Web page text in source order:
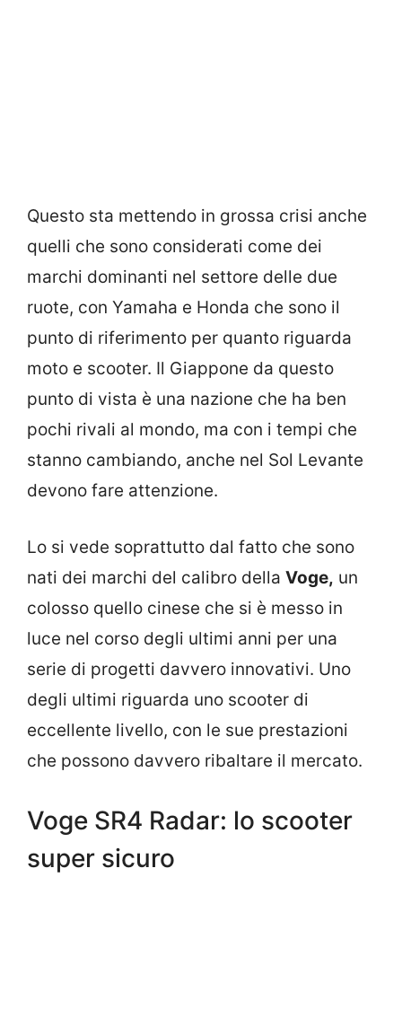
Questo sta mettendo in grossa crisi anche
quelli che sono considerati come dei
marchi dominanti nel settore delle due
ruote, con Yamaha e Honda che sono il
punto di riferimento per quanto riguarda
moto e scooter. Il Giappone da questo
punto di vista è una nazione che ha ben
pochi rivali al mondo, ma con i tempi che
stanno cambiando, anche nel Sol Levante
devono fare attenzione.
Lo si vede soprattutto dal fatto che sono
nati dei marchi del calibro della Voge, un
colosso quello cinese che si è messo in
luce nel corso degli ultimi anni per una
serie di progetti davvero innovativi. Uno
degli ultimi riguarda uno scooter di
eccellente livello, con le sue prestazioni
che possono davvero ribaltare il mercato.
Voge SR4 Radar: lo scooter
super sicuro